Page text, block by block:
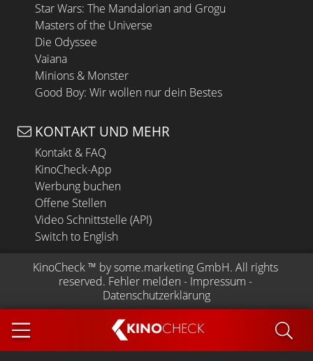
KINOCHECK
Star Wars: The Mandalorian and Grogu
Masters of the Universe
Die Odyssee
Vaiana
Minions & Monster
Good Boy: Wir wollen nur dein Bestes
KONTAKT UND MEHR
Kontakt & FAQ
KinoCheck-App
Werbung buchen
Offene Stellen
Video Schnittstelle (API)
Switch to English
KinoCheck ™ by some.marketing GmbH. All rights
reserved. Fehler melden - Impressum -
Datenschutzerklärung